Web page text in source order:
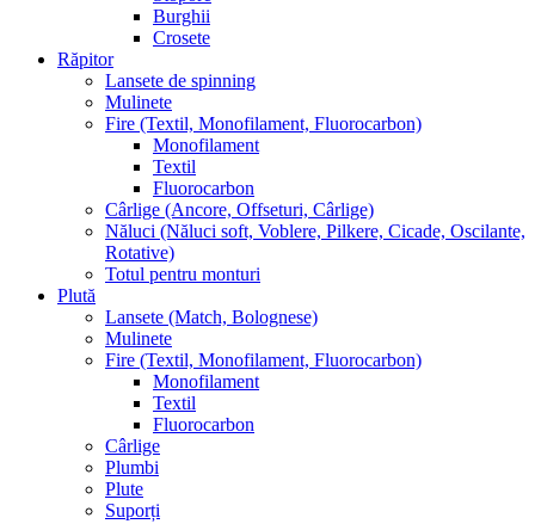
Burghii
Crosete
Răpitor
Lansete de spinning
Mulinete
Fire (Textil, Monofilament, Fluorocarbon)
Monofilament
Textil
Fluorocarbon
Cârlige (Ancore, Offseturi, Cârlige)
Năluci (Năluci soft, Voblere, Pilkere, Cicade, Oscilante,
Rotative)
Totul pentru monturi
Plută
Lansete (Match, Bolognese)
Mulinete
Fire (Textil, Monofilament, Fluorocarbon)
Monofilament
Textil
Fluorocarbon
Cârlige
Plumbi
Plute
Suporți